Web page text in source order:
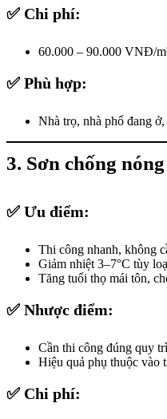
✅ Chi phí:
60.000 – 90.000 VNĐ/
✅ Phù hợp:
Nhà trọ, nhà phố đang
3. Sơn chống
✅ Ưu điểm:
Thi công nhanh, không
Giảm nhiệt 3–7°C tùy
Tăng tuổi thọ mái tôn,
✅ Nhược điểm:
Cần thi công đúng quy
Hiệu quả phụ thuộc vào
✅ Chi phí: